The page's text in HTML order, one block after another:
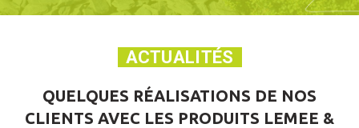
ACTUALITÉS
QUELQUES RÉALISATIONS DE NOS
CLIENTS AVEC LES PRODUITS LEMEE &